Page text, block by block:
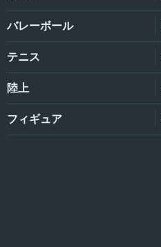
バレーボール
テニス
陸上
フィギュア